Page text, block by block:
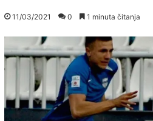
11/03/2021 0 1 minuta čitanja